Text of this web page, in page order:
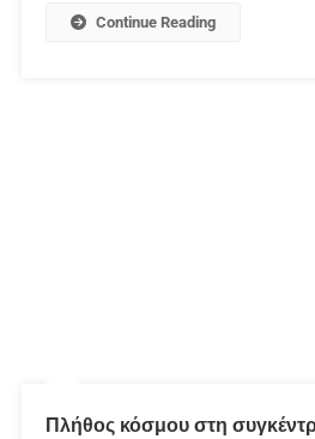
Continue Reading
Πλήθος κόσμου στη